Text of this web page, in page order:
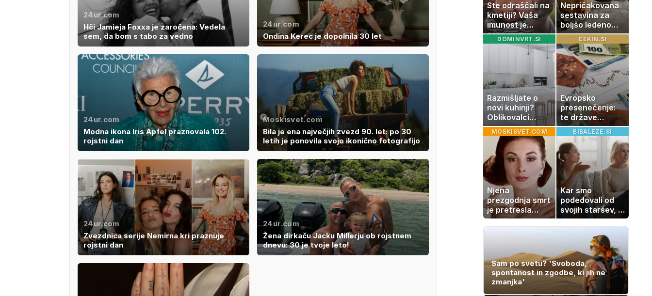
24ur.com
Hči Jamieja Foxxa je zaročena: Vedela
sem, da bom s tabo za vedno
24ur.com
Ondina Kerec je dopolnila 30 let
24ur.com
Modna ikona Iris Apfel praznovala 102.
rojstni dan
Moskisvet.com
Bila je ena največjih zvezd 90. let: po 30
letih je ponovila svojo ikonično fotografijo
24ur.com
Zvezdnica serije Nemirna kri praznuje
rojstni dan
24ur.com
Žena dirkaču Jacku Millerju ob rojstnem
dnevu: 30 je tvoje leto!
Ste odraščali na
kmetiji? Vaša
imunost je
verjetno
močnejša
Nepričakovana
sestavina za
boljšo ledeno
kavo, ki jo imate
zagotovo doma
DOMINVRT.SI
Razmišljate o
novi kuhinji?
Oblikovalci
opozarjajo, da
te barve
izgubljajo
priljubljenost
CEKIN.SI
Evropsko
presenečenje:
te države
rastejo hitreje
od Nemčije,
nekatere celo
večkrat hitreje
MOSKISVET.COM
Njena
prezgodnja smrt
je pretresla
modni svet: za
slavo se je
BIBALEZE.SI
Kar smo
podedovali od
svojih staršev, ni
nujno naša
usoda
Sam po svetu? 'Svoboda,
spontanost in zgodbe, ki jih ne
zmanjka'